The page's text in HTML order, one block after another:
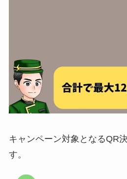
キャンペーン対象となるQR
す。